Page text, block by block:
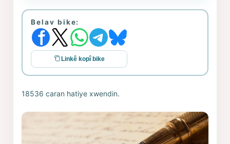
Belav bike:
Linkê kopî bike
18536 caran hatiye xwendin.